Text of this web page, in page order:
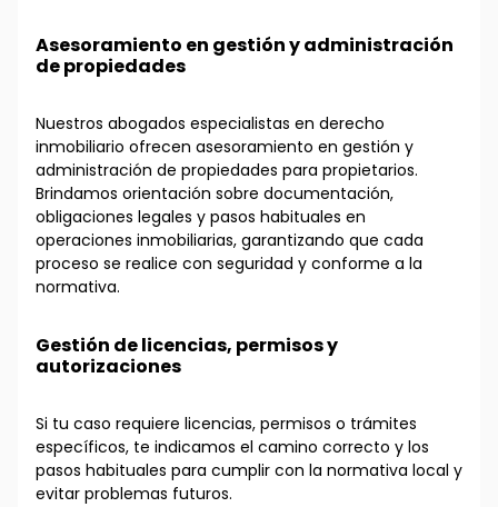
Asesoramiento en gestión y administración
de propiedades
Nuestros abogados especialistas en derecho
inmobiliario ofrecen asesoramiento en gestión y
administración de propiedades para propietarios.
Brindamos orientación sobre documentación,
obligaciones legales y pasos habituales en
operaciones inmobiliarias, garantizando que cada
proceso se realice con seguridad y conforme a la
normativa.
Gestión de licencias, permisos y
autorizaciones
Si tu caso requiere licencias, permisos o trámites
específicos, te indicamos el camino correcto y los
pasos habituales para cumplir con la normativa local y
evitar problemas futuros.